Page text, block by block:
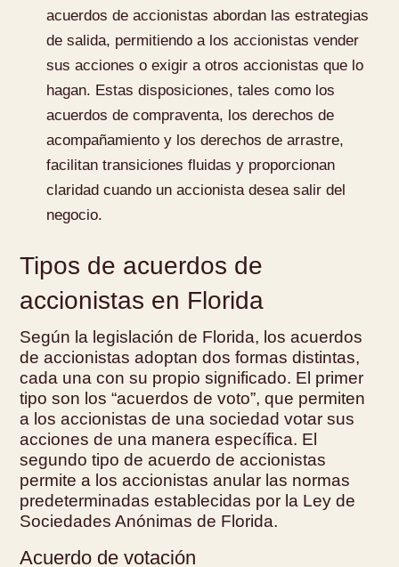
acuerdos de accionistas abordan las estrategias
de salida, permitiendo a los accionistas vender
sus acciones o exigir a otros accionistas que lo
hagan. Estas disposiciones, tales como los
acuerdos de compraventa, los derechos de
acompañamiento y los derechos de arrastre,
facilitan transiciones fluidas y proporcionan
claridad cuando un accionista desea salir del
negocio.
Tipos de acuerdos de
accionistas en Florida
Según la legislación de Florida, los acuerdos
de accionistas adoptan dos formas distintas,
cada una con su propio significado. El primer
tipo son los “acuerdos de voto”, que permiten
a los accionistas de una sociedad votar sus
acciones de una manera específica. El
segundo tipo de acuerdo de accionistas
permite a los accionistas anular las normas
predeterminadas establecidas por la Ley de
Sociedades Anónimas de Florida.
Acuerdo de votación